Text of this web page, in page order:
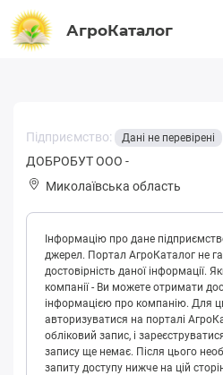
АгроКаталог
Підприємство: Дані не перевірені
ДОБРОБУТ ООО -
Миколаївська область
Інформацію про дане
джерел. Портал АгроКаталог не
достовірність даної інформації.
компанії - Ви можете отримати
інформацією про компанію. Для
авторизуватися на порталі
обліковий запис, і
запису ще немає. Після цього
запиту доступу нижче на цій